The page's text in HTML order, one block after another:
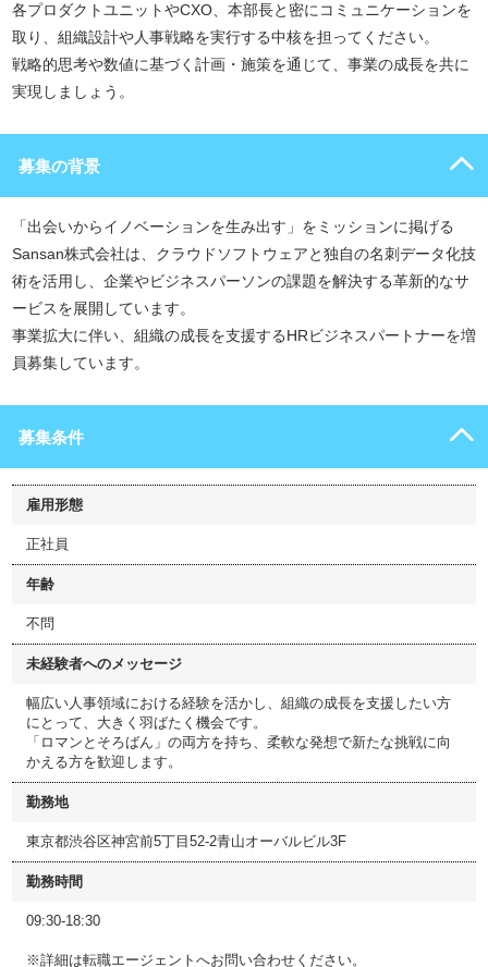
各プロダクトユニットやCXO、本部長と密にコミュニケーションを
取り、組織設計や人事戦略を実行する中核を担ってください。
戦略的思考や数値に基づく計画・施策を通じて、事業の成長を共に
実現しましょう。
募集の背景
「出会いからイノベーションを生み出す」をミッションに掲げる
Sansan株式会社は、クラウドソフトウェアと独自の名刺データ化技
術を活用し、企業やビジネスパーソンの課題を解決する革新的なサ
ービスを展開しています。
事業拡大に伴い、組織の成長を支援するHRビジネスパートナーを増
員募集しています。
募集条件
雇用形態
正社員
年齢
不問
未経験者へのメッセージ
幅広い人事領域における経験を活かし、組織の成長を支援したい方
にとって、大きく羽ばたく機会です。
「ロマンとそろばん」の両方を持ち、柔軟な発想で新たな挑戦に向
かえる方を歓迎します。
勤務地
東京都渋谷区神宮前5丁目52-2青山オーバルビル3F
勤務時間
09:30-18:30
※詳細は転職エージェントへお問い合わせください。